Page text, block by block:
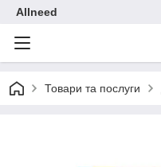
Allneed
Товари та послуги